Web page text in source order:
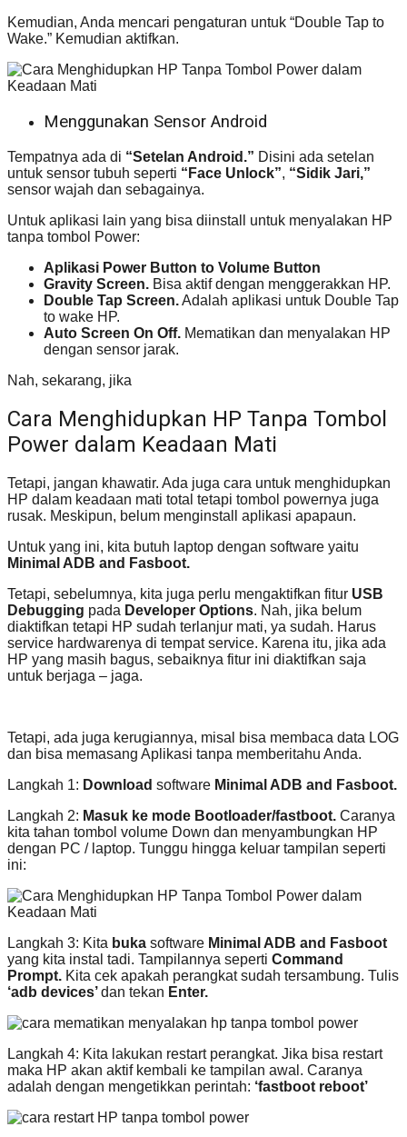
Kemudian, Anda mencari pengaturan untuk “Double Tap to
Wake.” Kemudian aktifkan.
Menggunakan Sensor Android
Tempatnya ada di “Setelan Android.” Disini ada setelan
untuk sensor tubuh seperti “Face Unlock”, “Sidik Jari,”
sensor wajah dan sebagainya.
Untuk aplikasi lain yang bisa diinstall untuk menyalakan HP
tanpa tombol Power:
Aplikasi Power Button to Volume Button
Gravity Screen. Bisa aktif dengan menggerakkan HP.
Double Tap Screen.Adalah aplikasi untuk Double Tap
to wake HP.
Auto Screen On Off. Mematikan dan menyalakan HP
dengan sensor jarak.
Nah, sekarang, jika
Cara Menghidupkan HP Tanpa Tombol
Power dalam Keadaan Mati
Tetapi, jangan khawatir. Ada juga cara untuk menghidupkan
HP dalam keadaan mati total tetapi tombol powernya juga
rusak. Meskipun, belum menginstall aplikasi apapaun.
Untuk yang ini, kita butuh laptop dengan software yaitu
Minimal ADB and Fasboot.
Tetapi, sebelumnya, kita juga perlu mengaktifkan fitur USB
Debugging pada Developer Options. Nah, jika belum
diaktifkan tetapi HP sudah terlanjur mati, ya sudah. Harus
service hardwarenya di tempat service. Karena itu, jika ada
HP yang masih bagus, sebaiknya fitur ini diaktifkan saja
untuk berjaga – jaga.
Tetapi, ada juga kerugiannya, misal bisa membaca data LOG
dan bisa memasang Aplikasi tanpa memberitahu Anda.
Langkah 1: Download software Minimal ADB and Fasboot.
Langkah 2: Masuk ke mode Bootloader/fastboot. Caranya
kita tahan tombol volume Down dan menyambungkan HP
dengan PC / laptop. Tunggu hingga keluar tampilan seperti
ini:
Langkah 3: Kita buka software Minimal ADB and Fasboot
yang kita instal tadi. Tampilannya seperti Command
Prompt. Kita cek apakah perangkat sudah tersambung. Tulis
‘adb devices’dan tekan Enter.
Langkah 4: Kita lakukan restart perangkat. Jika bisa restart
maka HP akan aktif kembali ke tampilan awal. Caranya
adalah dengan mengetikkan perintah: ‘fastboot reboot’